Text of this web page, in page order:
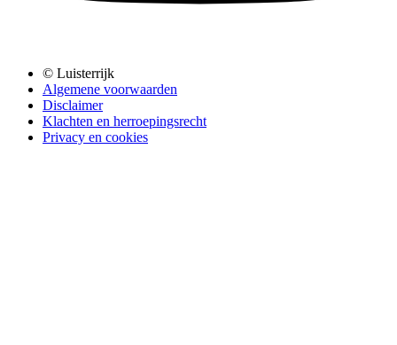
© Luisterrijk
Algemene voorwaarden
Disclaimer
Klachten en herroepingsrecht
Privacy en cookies